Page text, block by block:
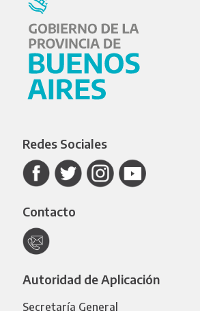
Redes Sociales
Contacto
Autoridad de Aplicación
Secretaría General